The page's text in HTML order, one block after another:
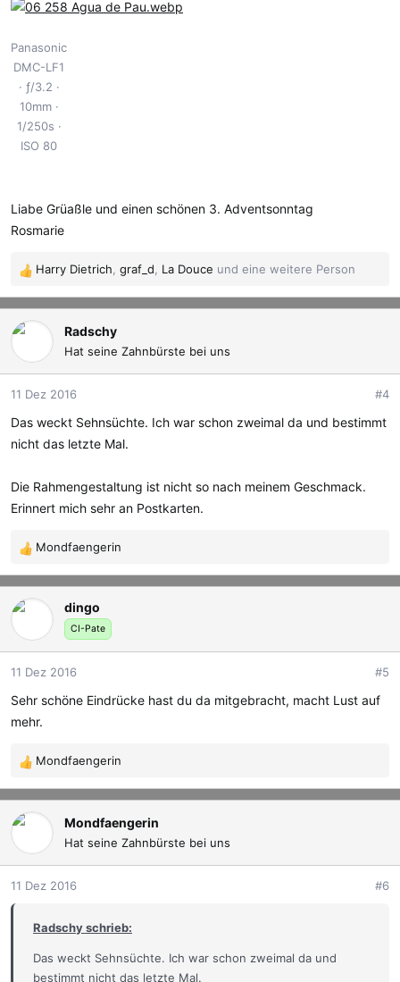
Panasonic
DMC-LF1
ƒ/3.2
10mm
1/250s
ISO 80
Liabe Grüaßle und einen schönen 3. Adventsonntag
Rosmarie
R
e
a
k
n
e
n
Harry Dietrich graf_d La Douce und eine weitere Person
Radschy
Hat seine Zahnbürste bei uns
11 Dez 2016 #4
Das weckt Sehnsüchte. Ich war schon zweimal da und bestimmt
nicht das letzte Mal.
Die Rahmengestaltung ist nicht so nach meinem Geschmack.
Erinnert mich sehr an Postkarten.
R
e
a
k
n
e
Mondfaengerin
dingo
CI-Pate
11 Dez 2016 #5
Sehr schöne Eindrücke hast du da mitgebracht, macht Lust auf
mehr.
R
e
a
k
n
Mondfaengerin
Mondfaengerin
Hat seine Zahnbürste bei uns
11 Dez 2016 #6
Radschy schrieb:
Das weckt Sehnsüchte. Ich war schon zweimal da und
bestimmt nicht das letzte Mal.